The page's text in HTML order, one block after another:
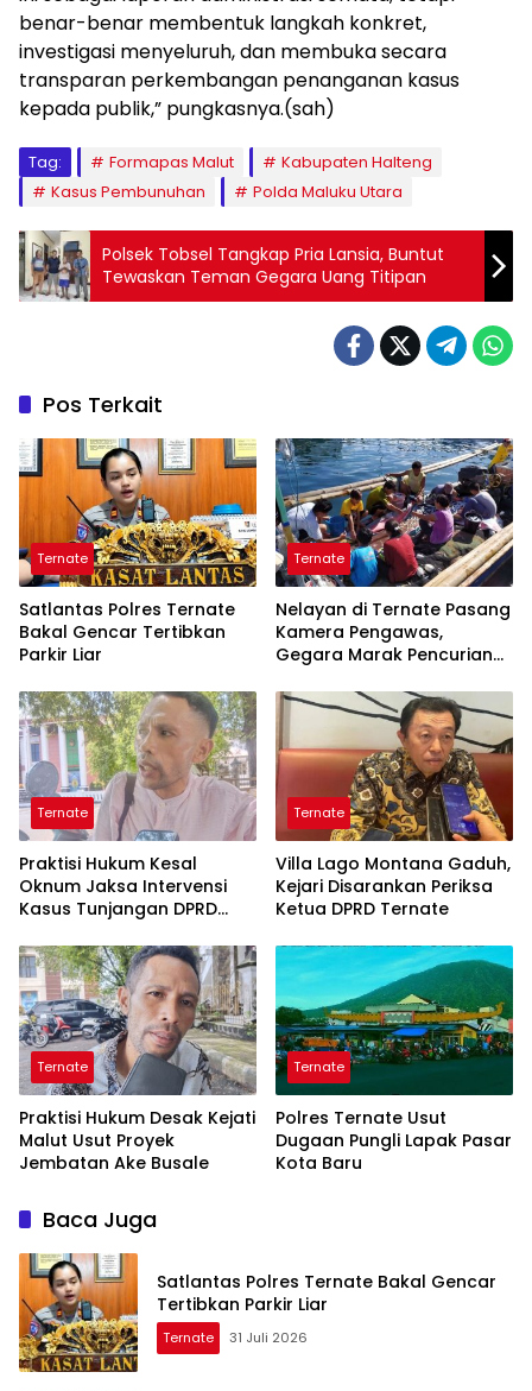
benar-benar membentuk langkah konkret,
investigasi menyeluruh, dan membuka secara
transparan perkembangan penanganan kasus
kepada publik,” pungkasnya.(sah)
Tag: Formapas Malut
Kabupaten Halteng
Kasus Pembunuhan
Polda Maluku Utara
Polsek Tobsel Tangkap Pria Lansia, Buntut
Tewaskan Teman Gegara Uang Titipan
Pos Terkait
Ternate
Satlantas Polres Ternate
Bakal Gencar Tertibkan
Parkir Liar
Ternate
Nelayan di Ternate Pasang
Kamera Pengawas,
Gegara Marak Pencurian
Ternate
Praktisi Hukum Kesal
Oknum Jaksa Intervensi
Kasus Tunjangan DPRD
Ternate
Villa Lago Montana Gaduh,
Kejari Disarankan Periksa
Ketua DPRD Ternate
Ternate
Praktisi Hukum Desak Kejati
Malut Usut Proyek
Jembatan Ake Busale
Ternate
Polres Ternate Usut
Dugaan Pungli Lapak Pasar
Kota Baru
Baca Juga
Satlantas Polres Ternate Bakal Gencar
Tertibkan Parkir Liar
Ternate 31 Juli 2026